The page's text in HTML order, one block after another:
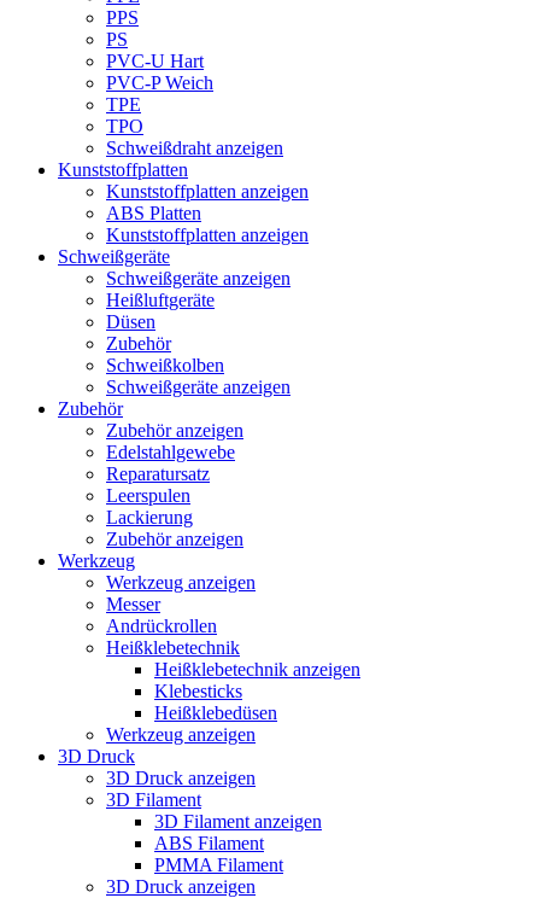
PPS
PS
PVC-U Hart
PVC-P Weich
TPE
TPO
Schweißdraht anzeigen
Kunststoffplatten
Kunststoffplatten anzeigen
ABS Platten
Kunststoffplatten anzeigen
Schweißgeräte
Schweißgeräte anzeigen
Heißluftgeräte
Düsen
Zubehör
Schweißkolben
Schweißgeräte anzeigen
Zubehör
Zubehör anzeigen
Edelstahlgewebe
Reparatursatz
Leerspulen
Lackierung
Zubehör anzeigen
Werkzeug
Werkzeug anzeigen
Messer
Andrückrollen
Heißklebetechnik
Heißklebetechnik anzeigen
Klebesticks
Heißklebedüsen
Werkzeug anzeigen
3D Druck
3D Druck anzeigen
3D Filament
3D Filament anzeigen
ABS Filament
PMMA Filament
3D Druck anzeigen